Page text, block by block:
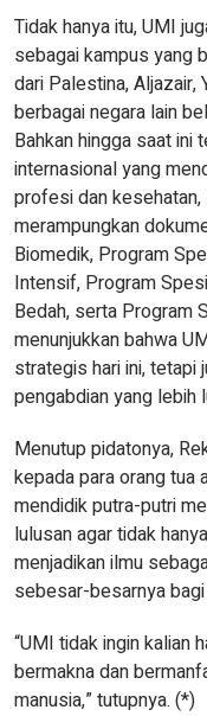
Tidak hanya itu, UMI
sebagai kampus yang
dari Palestina, Aljazair,
berbagai negara lain
Bahkan hingga saat
internasional yang
profesi dan
merampungkan
Biomedik, Program
Intensif, Program
Bedah, serta Program
menunjukkan bahwa
strategis hari ini, tetapi
pengabdian yang lebih
Menutup pidatonya,
kepada para orang tua
mendidik putra-putri
lulusan agar tidak
menjadikan ilmu
sebesar-besarnya
“UMI tidak ingin kalian
bermakna dan
manusia,” tutupnya. (*)